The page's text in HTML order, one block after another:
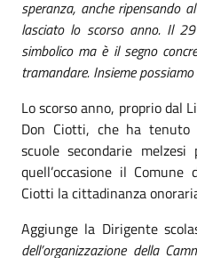
speranza, anche ripensando
lasciato lo scorso anno. Il
simbolico ma è il segno
tramandare. Insieme
Lo scorso anno, proprio dal
Don Ciotti, che ha tenuto
scuole secondarie
quell’occasione il
Ciotti la cittadinanza
Aggiunge la Dirigente
dell’organizzazione della